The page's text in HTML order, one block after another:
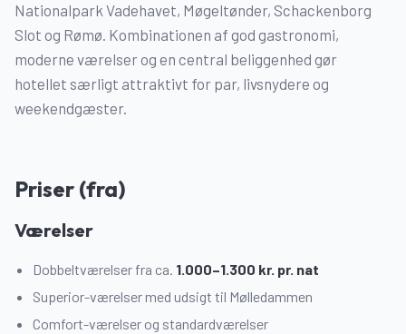
Nationalpark Vadehavet, Møgeltønder, Schackenborg
Slot og Rømø. Kombinationen af god gastronomi,
moderne værelser og en central beliggenhed gør
hotellet særligt attraktivt for par, livsnydere og
weekendgæster.
Priser (fra)
Værelser
Dobbeltværelser fra ca. 1.000–1.300 kr. pr. nat
Superior-værelser med udsigt til Mølledammen
Comfort-værelser og standardværelser